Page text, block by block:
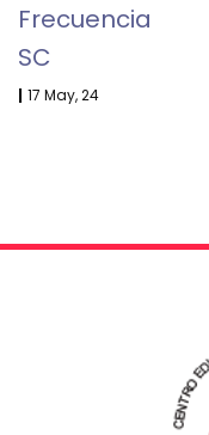
Frecuencia
SC
| 17 May, 24